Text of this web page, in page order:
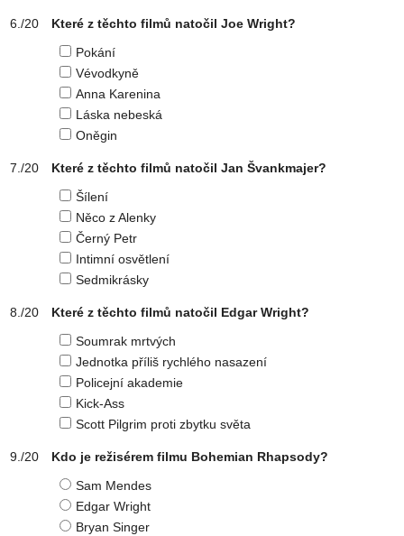
Které z těchto filmů natočil Joe Wright?
Pokání
Vévodkyně
Anna Karenina
Láska nebeská
Oněgin
Které z těchto filmů natočil Jan Švankmajer?
Šílení
Něco z Alenky
Černý Petr
Intimní osvětlení
Sedmikrásky
Které z těchto filmů natočil Edgar Wright?
Soumrak mrtvých
Jednotka příliš rychlého nasazení
Policejní akademie
Kick-Ass
Scott Pilgrim proti zbytku světa
Kdo je režisérem filmu Bohemian Rhapsody?
Sam Mendes
Edgar Wright
Bryan Singer